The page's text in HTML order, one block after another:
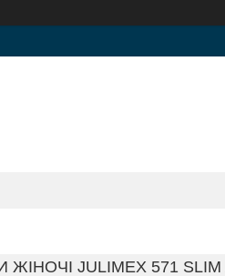
JULIMEX 571 SLIM